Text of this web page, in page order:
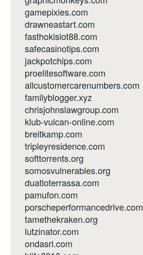
gamepixies.com
drawneastart.com
fasthokislot88.com
safecasinotips.com
jackpotchips.com
proelitesoftware.com
allcustomercarenumbers.com
familyblogger.xyz
chrisjohnslawgroup.com
klub-vulcan-online.com
breitkamp.com
tripleyresidence.com
softtorrents.org
somosvulnerables.org
duatloterrassa.com
pamufon.com
porscheperformancedrive.com
tamethekraken.org
lutzinator.com
ondasrl.com